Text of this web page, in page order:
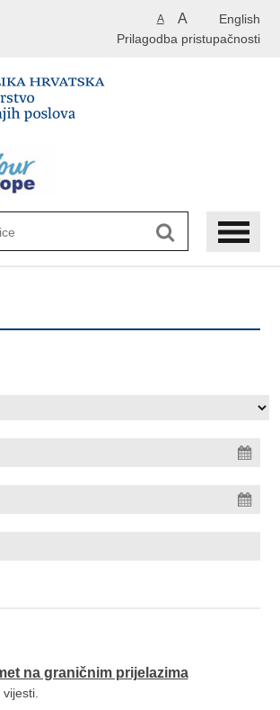
English
A A
Prilagodba pristupačnosti
na graničnim prijelazima